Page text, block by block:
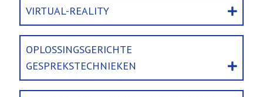
VIRTUAL-REALITY
OPLOSSINGSGERICHTE
GESPREKSTECHNIEKEN